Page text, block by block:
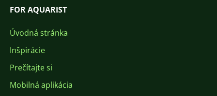
FOR AQUARIST
Úvodná stránka
Inšpirácie
Prečítajte si
Mobilná aplikácia